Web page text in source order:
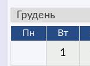
Пн Вт
1